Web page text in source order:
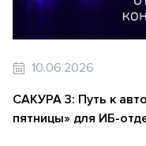
10.06.2026
САКУРА 3: Путь к
пятницы» для ИБ-